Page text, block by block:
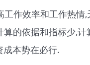
作效率和工作热情
的依据和指标少,计
本势在必行.